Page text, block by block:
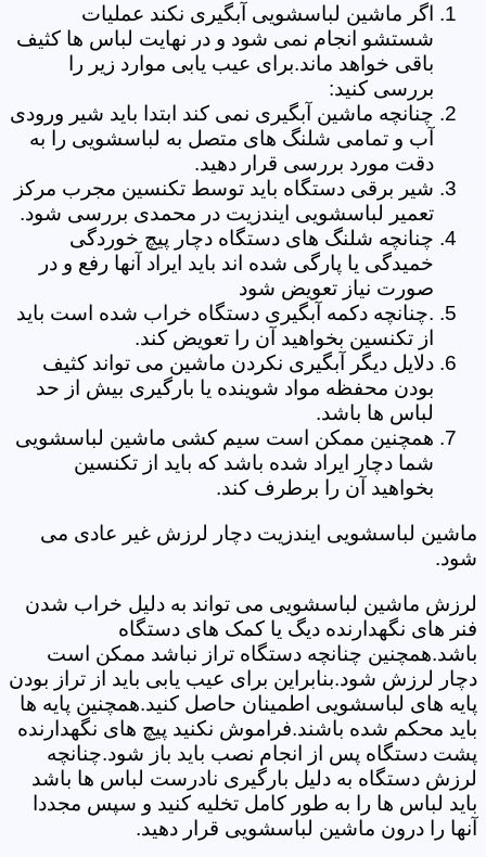
اگر ماشین لباسشویی آبگیری نکند عملیات
شستشو انجام نمی شود و در نهایت لباس ها کثیف
باقی خواهد ماند.برای عیب یابی موارد زیر را
بررسی کنید:
چنانچه ماشین آبگیری نمی کند ابتدا باید شیر ورودی
آب و تمامی شلنگ های متصل به لباسشویی را به
دقت مورد بررسی قرار دهید.
شیر برقی دستگاه باید توسط تکنسین مجرب مرکز
تعمیر لباسشویی ایندزیت در محمدی بررسی شود.
چنانچه شلنگ های دستگاه دچار پیچ خوردگی
خمیدگی یا پارگی شده اند باید ایراد آنها رفع و در
صورت نیاز تعویض شود
.چنانچه دکمه آبگیری دستگاه خراب شده است باید
از تکنسین بخواهید آن را تعویض کند.
دلایل دیگر آبگیری نکردن ماشین می تواند کثیف
بودن محفظه مواد شوینده یا بارگیری بیش از حد
لباس ها باشد.
همچنین ممکن است سیم کشی ماشین لباسشویی
شما دچار ایراد شده باشد که باید از تکنسین
بخواهید آن را برطرف کند.
ماشین لباسشویی ایندزیت دچار لرزش غیر عادی می
شود.
لرزش ماشین لباسشویی می تواند به دلیل خراب شدن
فنر های نگهدارنده دیگ یا کمک های دستگاه
باشد.همچنین چنانچه دستگاه تراز نباشد ممکن است
دچار لرزش شود.بنابراین برای عیب یابی باید از تراز بودن
پایه های لباسشویی اطمینان حاصل کنید.همچنین پایه ها
باید محکم شده باشند.فراموش نکنید پیچ های نگهدارنده
پشت دستگاه پس از انجام نصب باید باز شود.چنانچه
لرزش دستگاه به دلیل بارگیری نادرست لباس ها باشد
باید لباس ها را به طور کامل تخلیه کنید و سپس مجددا
آنها را درون ماشین لباسشویی قرار دهید.